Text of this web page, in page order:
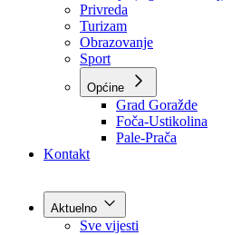
O kantonu
Simboli kantona (Grb, zastava)
Historija (digitalni muzej)
Privreda
Turizam
Obrazovanje
Sport
Općine
Kontakt